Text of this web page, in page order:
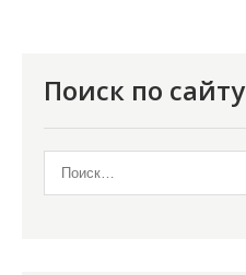
Поиск по сайту